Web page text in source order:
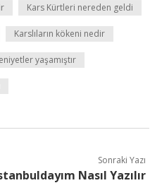
Kars Kürtleri nereden geldi
Karslıların kökeni nedir
yaşamıştır
Sonraki Yazı
Nasıl Yazılır